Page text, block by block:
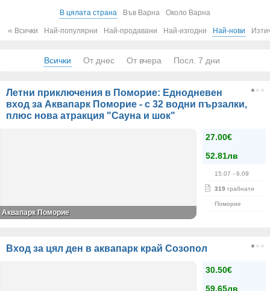
В цялата страна Във Варна Около Варна
« Всички Най-популярни Най-продавани Най-изгодни Най-нови
Всички От днес От вчера Посл. 7 дни
Летни приключения в Поморие: Еднодневен
вход за Аквапарк Поморие - с 32 водни пързалки,
плюс нова атракция "Сауна и шок"
27.00€
52.81лв
15.07 - 6.09
319 грабнати
Поморие
Аквапарк Поморие
Вход за цял ден в аквапарк край Созопол
30.50€
59.65лв